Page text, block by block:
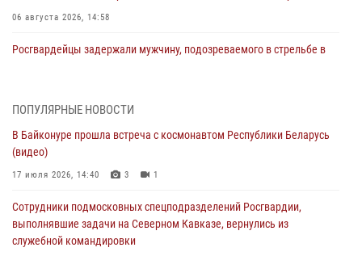
06 августа 2026, 14:58
Росгвардейцы задержали мужчину, подозреваемого в стрельбе в
Подмосковье
05 августа 2026, 15:52
подозреваемые в организации незаконной миграции и
изготовлении поддельных документов (видео)
05 августа 2026, 15:48
ПОПУЛЯРНЫЕ НОВОСТИ
В Байконуре прошла встреча с космонавтом Республики Беларусь
(видео)
17 июля 2026, 14:40 3 1
Сотрудники подмосковных спецподразделений Росгвардии,
выполнявшие задачи на Северном Кавказе, вернулись из
служебной командировки